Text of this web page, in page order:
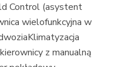
Control (asystent
wielofunkcyjna w
z manualną